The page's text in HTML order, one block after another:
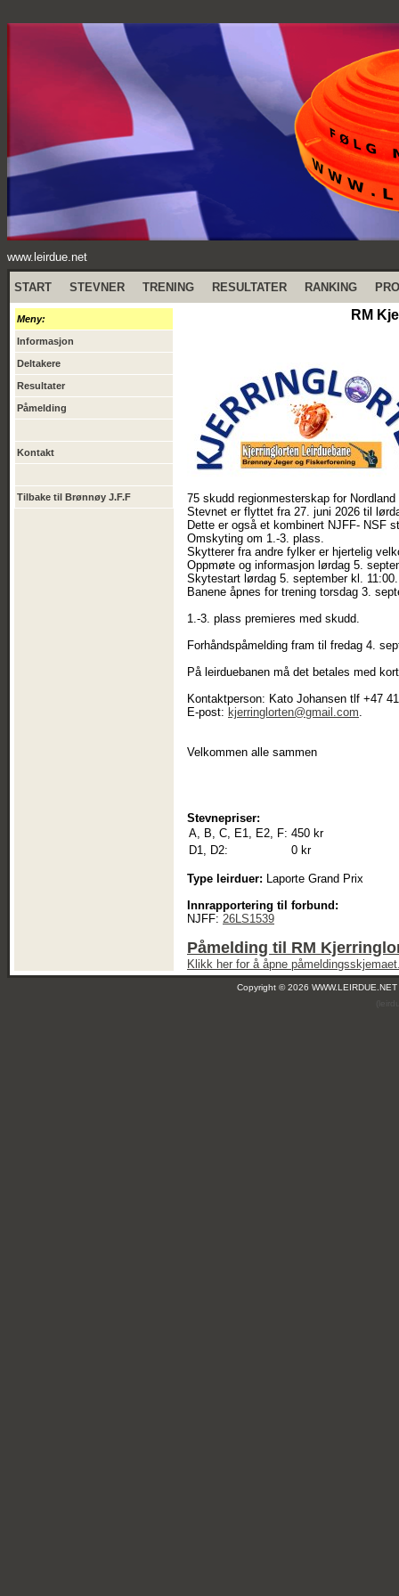
www.leirdue.net
START STEVNER TRENING RESULTATER RANKING
Meny:
Informasjon
Deltakere
Resultater
Påmelding
Kontakt
Tilbake til Brønnøy J.F.F
RM
75 skudd regionmesterskap for
Stevnet er flyttet fra 27. juni 2026 til
Dette er også et kombinert NJFF- NSF
Omskyting om 1.-3. plass.
Skytterer fra andre fylker er hjertelig
Oppmøte og informasjon lørdag 5.
Skytestart lørdag 5. september kl. 11:00.
Banene åpnes for trening torsdag 3.
1.-3. plass premieres med skudd.
Forhåndspåmelding fram til fredag 4.
På leirduebanen må det betales med
Kontaktperson: Kato Johansen tlf +47
E-post: kjerringlorten@gmail.com.
Velkommen alle sammen
Stevnepriser:
A, B, C, E1, E2, F: 450 kr
D1, D2:
0 kr
Type leirduer: Laporte Grand Prix
Innrapportering til forbund:
NJFF: 26LS1539
Påmelding til RM
Klikk her for å åpne
Copyright © 2026